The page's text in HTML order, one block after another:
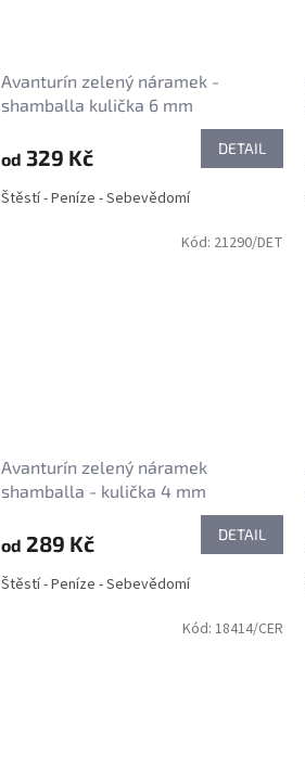
Avanturín zelený náramek -
shamballa kulička 6 mm
od 329 Kč DETAIL
Štěstí - Peníze - Sebevědomí
Avanturín zelený náramek
shamballa - kulička 4 mm
od 289 Kč DETAIL
Štěstí - Peníze - Sebevědomí
Kód: 21290/DET
Kód: 18414/CER